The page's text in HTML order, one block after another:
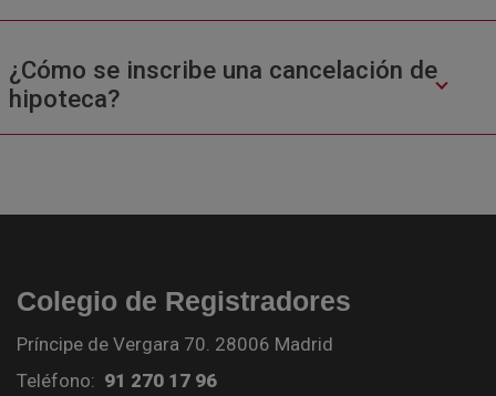
¿Cómo se inscribe una cancelación de
hipoteca?
Colegio de Registradores
Príncipe de Vergara 70. 28006 Madrid
Teléfono: 91 270 17 96